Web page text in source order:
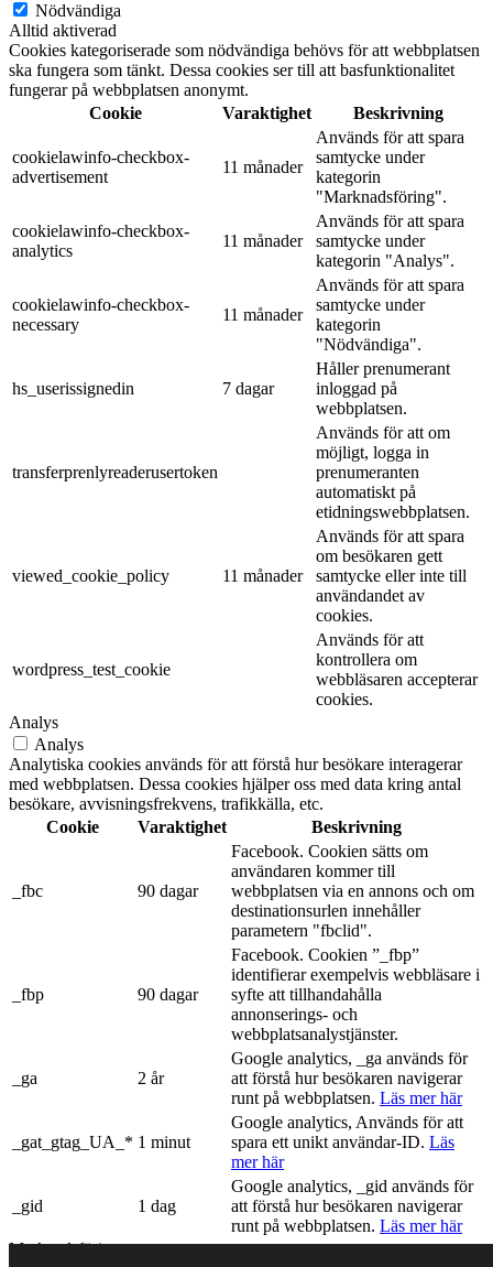
Nödvändiga
Alltid aktiverad
Cookies kategoriserade som nödvändiga behövs för att webbplatsen
ska fungera som tänkt. Dessa cookies ser till att basfunktionalitet
fungerar på webbplatsen anonymt.
Cookie
Varaktighet Beskrivning
cookielawinfo-checkbox-
advertisement
11 månader
Används för att spara
samtycke under
kategorin
"Marknadsföring".
cookielawinfo-checkbox-
analytics
11 månader
Används för att spara
samtycke under
kategorin "Analys".
cookielawinfo-checkbox-
necessary
11 månader
Används för att spara
samtycke under
kategorin
"Nödvändiga".
hs_userissignedin 7 dagar
Håller prenumerant
inloggad på
webbplatsen.
transferprenlyreaderusertoken
Används för att om
möjligt, logga in
prenumeranten
automatiskt på
etidningswebbplatsen.
viewed_cookie_policy 11 månader
Används för att spara
om besökaren gett
samtycke eller inte till
användandet av
cookies.
wordpress_test_cookie
Används för att
kontrollera om
webbläsaren accepterar
cookies.
Analys
Analys
Analytiska cookies används för att förstå hur besökare interagerar
med webbplatsen. Dessa cookies hjälper oss med data kring antal
besökare, avvisningsfrekvens, trafikkälla, etc.
Cookie
Varaktighet Beskrivning
_fbc 90 dagar
Facebook. Cookien sätts om
användaren kommer till
webbplatsen via en annons och om
destinationsurlen innehåller
parametern "fbclid".
_fbp 90 dagar
Facebook. Cookien ”_fbp”
identifierar exempelvis webbläsare i
syfte att tillhandahålla
annonserings- och
webbplatsanalystjänster.
_ga 2 år
Google analytics, _ga används för
att förstå hur besökaren navigerar
runt på webbplatsen. Läs mer här
_gat_gtag_UA_* 1 minut
Google analytics, Används för att
spara ett unikt användar-ID. Läs
mer här
_gid 1 dag
Google analytics, _gid används för
att förstå hur besökaren navigerar
runt på webbplatsen. Läs mer här
Marknadsföring